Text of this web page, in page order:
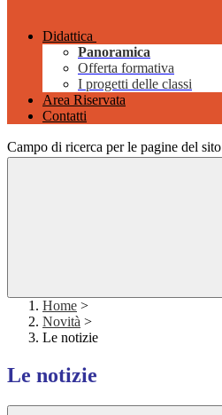
Didattica
Panoramica
Offerta formativa
I progetti delle classi
Area Riservata
Contatti
Campo di ricerca per le pagine del sito
Home >
Novità >
Le notizie
Le notizie